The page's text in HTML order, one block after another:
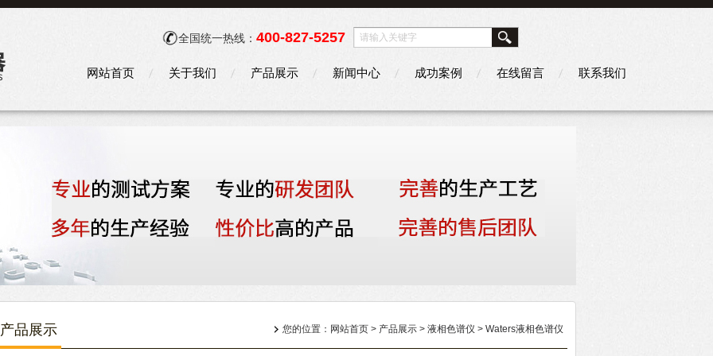
全国统一热线： 400-827-5257
网站首页 关于我们 产品展示 新闻中心 成功案例 在线留言 联系我们
产品展示 您的位置： 网站首页 > 产品展示 > 液相色谱仪 > Waters液相色谱仪